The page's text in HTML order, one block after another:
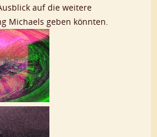
auf die weitere
Michaels geben könnten.